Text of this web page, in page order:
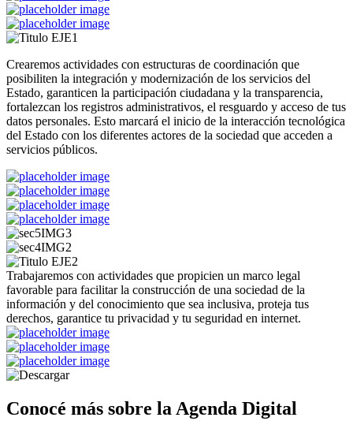
Crearemos actividades con estructuras de coordinación que
posibiliten la integración y modernización de los servicios del
Estado, garanticen la participación ciudadana y la transparencia,
fortalezcan los registros administrativos, el resguardo y acceso de tus
datos personales. Esto marcará el inicio de la interacción tecnológica
del Estado con los diferentes actores de la sociedad que acceden a
servicios públicos.
Trabajaremos con actividades que propicien un marco legal
favorable para facilitar la construcción de una sociedad de la
información y del conocimiento que sea inclusiva, proteja tus
derechos, garantice tu privacidad y tu seguridad en internet.
Conocé más sobre la Agenda Digital